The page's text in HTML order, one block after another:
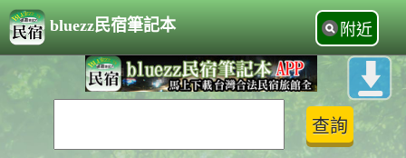
bluezz民宿筆記本 附近